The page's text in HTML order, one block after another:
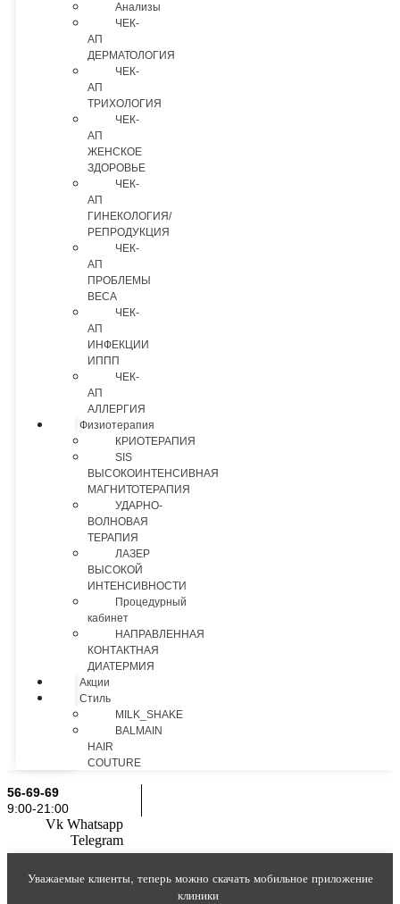
Анализы
ЧЕК-
АП
ДЕРМАТОЛОГИЯ
ЧЕК-
АП
ТРИХОЛОГИЯ
ЧЕК-
АП
ЖЕНСКОЕ
ЗДОРОВЬЕ
ЧЕК-
АП
ГИНЕКОЛОГИЯ/
РЕПРОДУКЦИЯ
ЧЕК-
АП
ПРОБЛЕМЫ
ВЕСА
ЧЕК-
АП
ИНФЕКЦИИ
ИППП
ЧЕК-
АП
АЛЛЕРГИЯ
Физиотерапия
КРИОТЕРАПИЯ
SIS
ВЫСОКОИНТЕНСИВНАЯ
МАГНИТОТЕРАПИЯ
УДАРНО-
ВОЛНОВАЯ
ТЕРАПИЯ
ЛАЗЕР
ВЫСОКОЙ
ИНТЕНСИВНОСТИ
Процедурный
кабинет
НАПРАВЛЕННАЯ
КОНТАКТНАЯ
ДИАТЕРМИЯ
Акции
Стиль
MILK_SHAKE
BALMAIN
HAIR
COUTURE
56-69-69
9:00-21:00
Vk Whatsapp
Telegram
Уважаемые клиенты, теперь можно скачать мобильное приложение
клиники